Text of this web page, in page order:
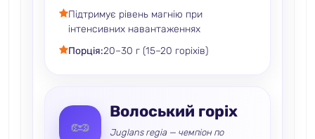
Підтримує рівень магнію при
інтенсивних навантаженнях
Порція:20–30 г (15–20 горіхів)
🥜
Волоський горіх
Juglans regia — чемпіон по